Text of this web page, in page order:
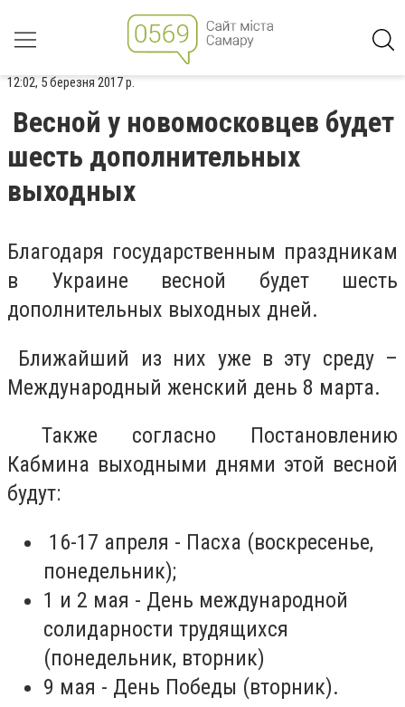
12:02, 5 березня 2017 р.
Весной у новомосковцев будет
шесть дополнительных
выходных
Благодаря государственным праздникам
в Украине весной будет шесть
дополнительных выходных дней.
Ближайший из них уже в эту среду –
Международный женский день 8 марта.
Также согласно Постановлению
Кабмина выходными днями этой весной
будут:
1 6-17 апреля - Пасха (воскресенье,
понедельник);
1 и 2 мая - День международной
солидарности трудящихся
(понедельник, вторник)
9 мая - День Победы (вторник).